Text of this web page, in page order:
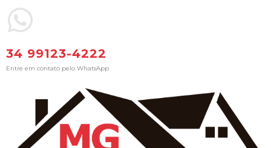
34 99123-4222
Entre em contato pelo WhatsApp